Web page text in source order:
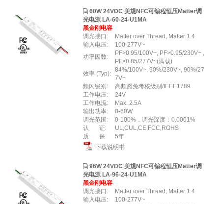
60W 24VDC 美规NFC可编程恒压Matter调
光电源 LA-60-24-U1MA
黑金刚电容
调光接口:
Matter over Thread, Matter 1.4
输入电压:
100-277V~
功率因数:
PF>0.95/100V~, PF>0.95/230V~ ,
PF>0.85/277V~(满载)
效率 (Typ):
84%/100V~, 90%/230V~, 90%/27
7V~
频闪级别:
高频豁免考核级别/IEEE1789
工作电压:
24V
工作电流:
Max. 2.5A
输出功率:
0-60W
调光范围:
0-100%，调光深度：0.0001%
认 证:
UL,CUL,CE,FCC,ROHS
质 保:
5年
下载说明书
96W 24VDC 美规NFC可编程恒压Matter调
光电源 LA-96-24-U1MA
黑金刚电容
调光接口:
Matter over Thread, Matter 1.4
输入电压:
100-277V~